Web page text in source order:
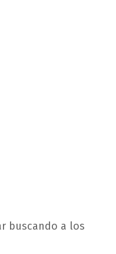
buscando a los